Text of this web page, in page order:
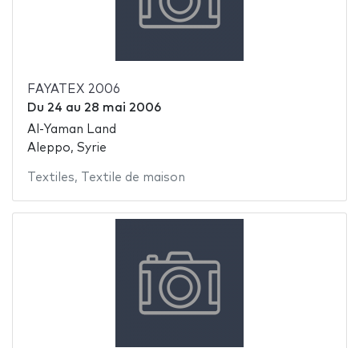
FAYATEX 2006
Du 24 au 28 mai 2006
Al-Yaman Land
Aleppo, Syrie
Textiles, Textile de maison